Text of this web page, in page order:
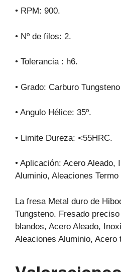
• RPM: 900.
• Nº de filos: 2.
• Tolerancia : h6.
• Grado: Carburo
• Angulo Hélice: 35º.
• Limite Dureza: <55HRC.
• Aplicación: Acero Aleado,
Aluminio, Aleaciones
La fresa Metal duro de
Tungsteno. Fresado
blandos, Acero Aleado,
Aleaciones Aluminio, Acero